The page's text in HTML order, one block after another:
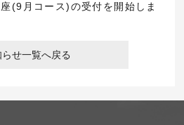
(9月コース)の受付を開始しま
らせ一覧へ戻る